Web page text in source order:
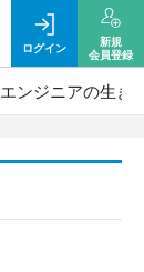
ログイン
新規
会員登録
エンジニアの生き